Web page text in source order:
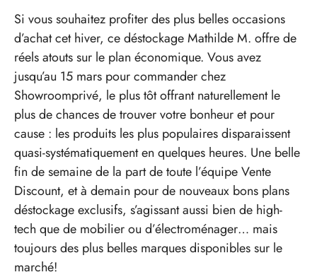
Si vous souhaitez profiter des plus belles occasions
d’achat cet hiver, ce déstockage Mathilde M. offre de
réels atouts sur le plan économique. Vous avez
jusqu’au 15 mars pour commander chez
Showroomprivé, le plus tôt offrant naturellement le
plus de chances de trouver votre bonheur et pour
cause : les produits les plus populaires disparaissent
quasi-systématiquement en quelques heures. Une belle
fin de semaine de la part de toute l’équipe Vente
Discount, et à demain pour de nouveaux bons plans
déstockage exclusifs, s’agissant aussi bien de high-
tech que de mobilier ou d’électroménager… mais
toujours des plus belles marques disponibles sur le
marché!